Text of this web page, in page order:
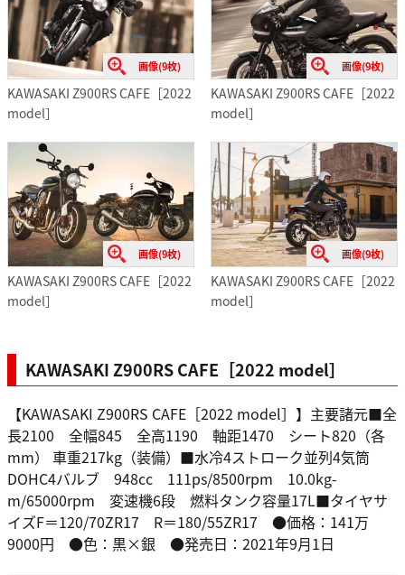
画像(9枚)
KAWASAKI Z900RS CAFE［2022
model］
画像(9枚)
KAWASAKI Z900RS CAFE［2022
model］
画像(9枚)
KAWASAKI Z900RS CAFE［2022
model］
画像(9枚)
KAWASAKI Z900RS CAFE［2022
model］
KAWASAKI Z900RS CAFE［2022 model］
【KAWASAKI Z900RS CAFE［2022 model］】主要諸元■全
長2100 全幅845 全高1190 軸距1470 シート820（各
mm） 車重217kg（装備）■水冷4ストローク並列4気筒
DOHC4バルブ 948cc 111ps/8500rpm 10.0kg-
m/65000rpm 変速機6段 燃料タンク容量17L■タイヤサ
イズF＝120/70ZR17 R＝180/55ZR17 ●価格：141万
9000円 ●色：黒×銀 ●発売日：2021年9月1日